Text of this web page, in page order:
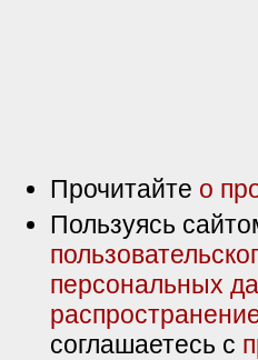
Прочитайте о
Пользуясь
персональных
соглашаетесь с